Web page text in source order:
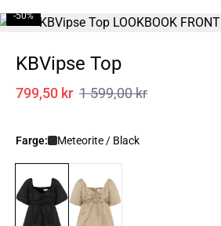
-50%
KBVipse Top
799,50 kr 1 599,00 kr
Farge: Meteorite / Black